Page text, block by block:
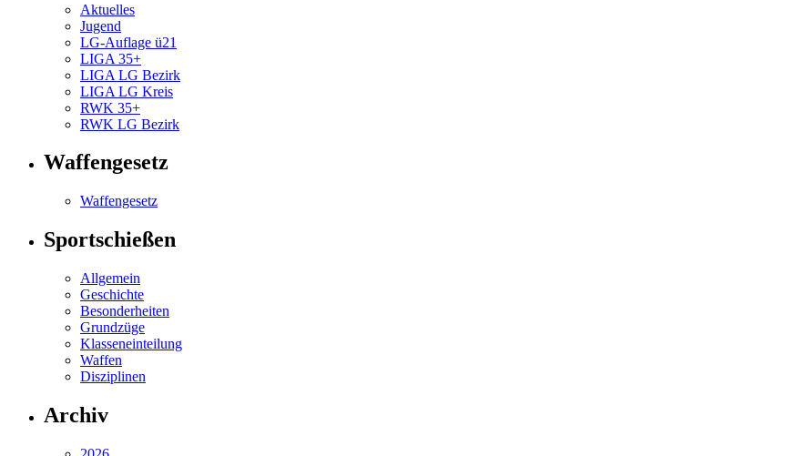
Aktuelles
Jugend
LG-Auflage ü21
LIGA 35+
LIGA LG Bezirk
LIGA LG Kreis
RWK 35+
RWK LG Bezirk
Waffengesetz
Waffengesetz
Sportschießen
Allgemein
Geschichte
Besonderheiten
Grundzüge
Klasseneinteilung
Waffen
Disziplinen
Archiv